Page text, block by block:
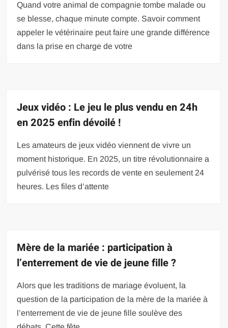
Quand votre animal de compagnie tombe malade ou
se blesse, chaque minute compte. Savoir comment
appeler le vétérinaire peut faire une grande différence
dans la prise en charge de votre
Jeux vidéo : Le jeu le plus vendu en 24h
en 2025 enfin dévoilé !
Les amateurs de jeux vidéo viennent de vivre un
moment historique. En 2025, un titre révolutionnaire a
pulvérisé tous les records de vente en seulement 24
heures. Les files d’attente
Mère de la mariée : participation à
l’enterrement de vie de jeune fille ?
Alors que les traditions de mariage évoluent, la
question de la participation de la mère de la mariée à
l’enterrement de vie de jeune fille soulève des